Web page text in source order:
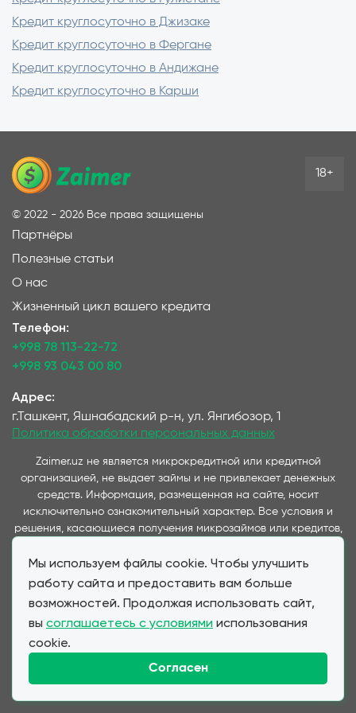
Кредит круглосуточно в Джизаке
Кредит круглосуточно в Фергане
Кредит круглосуточно в Андижане
Кредит круглосуточно в Карши
Мы используем файлы cookie. Чтобы улучшить
работу сайта и предоставить вам больше
возможностей. Продолжая использовать сайт,
вы соглашаетесь с условиями использования
cookie.
Согласен
© 2022 - 2026 Все права защищены
Партнёры
Полезные статьи
О нас
Жизненный цикл вашего кредита
Телефон:
+998 78 113-22-72
+998 93 043 00 80
Адрес:
г.Ташкент, Яшнабадский р-н, ул. Янгибозор, 1
Политика обработки персональных данных
18+
Zaimer.uz не является микрокредитной или кредитной
организацией, не выдает займы и не привлекает денежных
средств. Информация, размещенная на сайте, носит
исключительно ознакомительный характер. Все условия и
решения, касающиеся получения микрозаймов или кредитов,
предоставляющими данные услуги и представленные на
данном сайте. Важно отметить, что условия займов и
соответствуют условиям, предоставляемым партнерскими
МФО и банками при прямом обращении клиента. Zaimer.uz
выступает в качестве информационного посредника,
обеспечивая удобство выбора и подачи заявок для клиентов,
не влияя на стоимость и условия финансовых продуктов.